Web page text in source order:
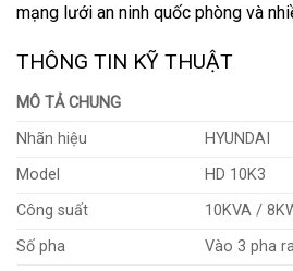
mạng lưới an ninh quốc phòng và
THÔNG TIN KỸ THUẬT
MÔ TẢ CHUNG
Nhãn hiệu
HYUNDAI
Model
HD 10K3
Công suất
10KVA /
Số pha
Vào 3 pha